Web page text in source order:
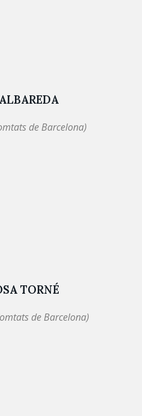
de Barcelona)
TORNÉ
de Barcelona)